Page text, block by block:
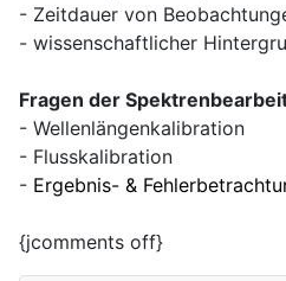
- Zeitdauer von
- wissenschaftlicher
Fragen der
- Wellenlängenkalibration
- Flusskalibration
- Ergebnis- &
{jcomments off}